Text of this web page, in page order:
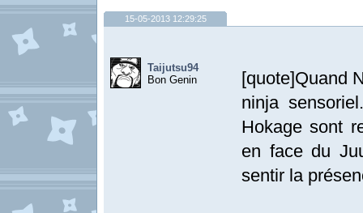
15-05-2013 12:29:25
Taijutsu94
Bon Genin
[quote]Quand
ninja
Hokage sont
en face du
sentir la